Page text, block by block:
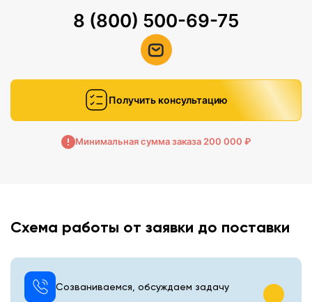
8 (800) 500-69-75
Получить консультацию
Минимальная сумма заказа 200 000 ₽
Схема работы от заявки до поставки
Созваниваемся, обсуждаем задачу